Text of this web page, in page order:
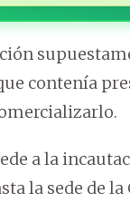
contenía
a la
la sede de